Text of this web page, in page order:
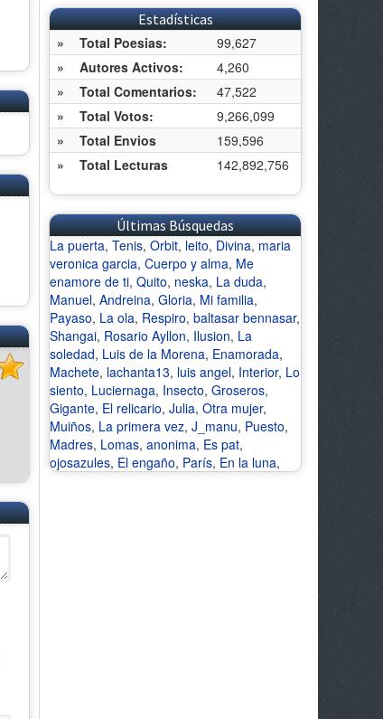
Estadísticas
»
Total Poesias:
99,627
»
Autores Activos:
4,260
»
Total Comentarios:
47,522
»
Total Votos:
9,266,099
»
Total Envios
159,596
»
Total Lecturas 142,892,756
Últimas Búsquedas
La puerta, Tenis, Orbit, leito, Divina, maria
veronica garcia, Cuerpo y alma, Me
enamore de ti, Quito, neska, La duda,
Manuel, Andreina, Gloria, Mi familia,
Payaso, La ola, Respiro, baltasar bennasar,
Shangai, Rosario Ayllon, Ilusion, La
soledad, Luis de la Morena, Enamorada,
Machete, lachanta13, luis angel, Interior, Lo
siento, Luciernaga, Insecto, Groseros,
Gigante, El relicario, Julia, Otra mujer,
Muiños, La primera vez, J_manu, Puesto,
Madres, Lomas, anonima, Es pat,
ojosazules, El engaño, París, En la luna,